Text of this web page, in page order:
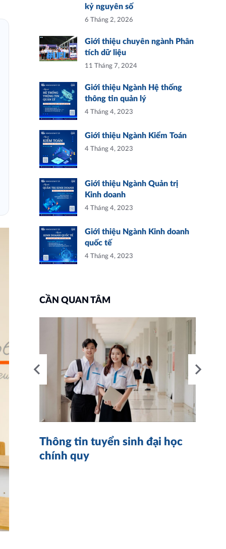
kỷ nguyên số
6 Tháng 2, 2026
Giới thiệu chuyên ngành Phân
tích dữ liệu
11 Tháng 7, 2024
Giới thiệu Ngành Hệ thống
thông tin quản lý
4 Tháng 4, 2023
Giới thiệu Ngành Kiểm Toán
4 Tháng 4, 2023
Giới thiệu Ngành Quản trị
Kinh doanh
4 Tháng 4, 2023
Giới thiệu Ngành Kinh doanh
quốc tế
4 Tháng 4, 2023
CẦN QUAN TÂM
Thông tin tuyển sinh đại học
chính quy